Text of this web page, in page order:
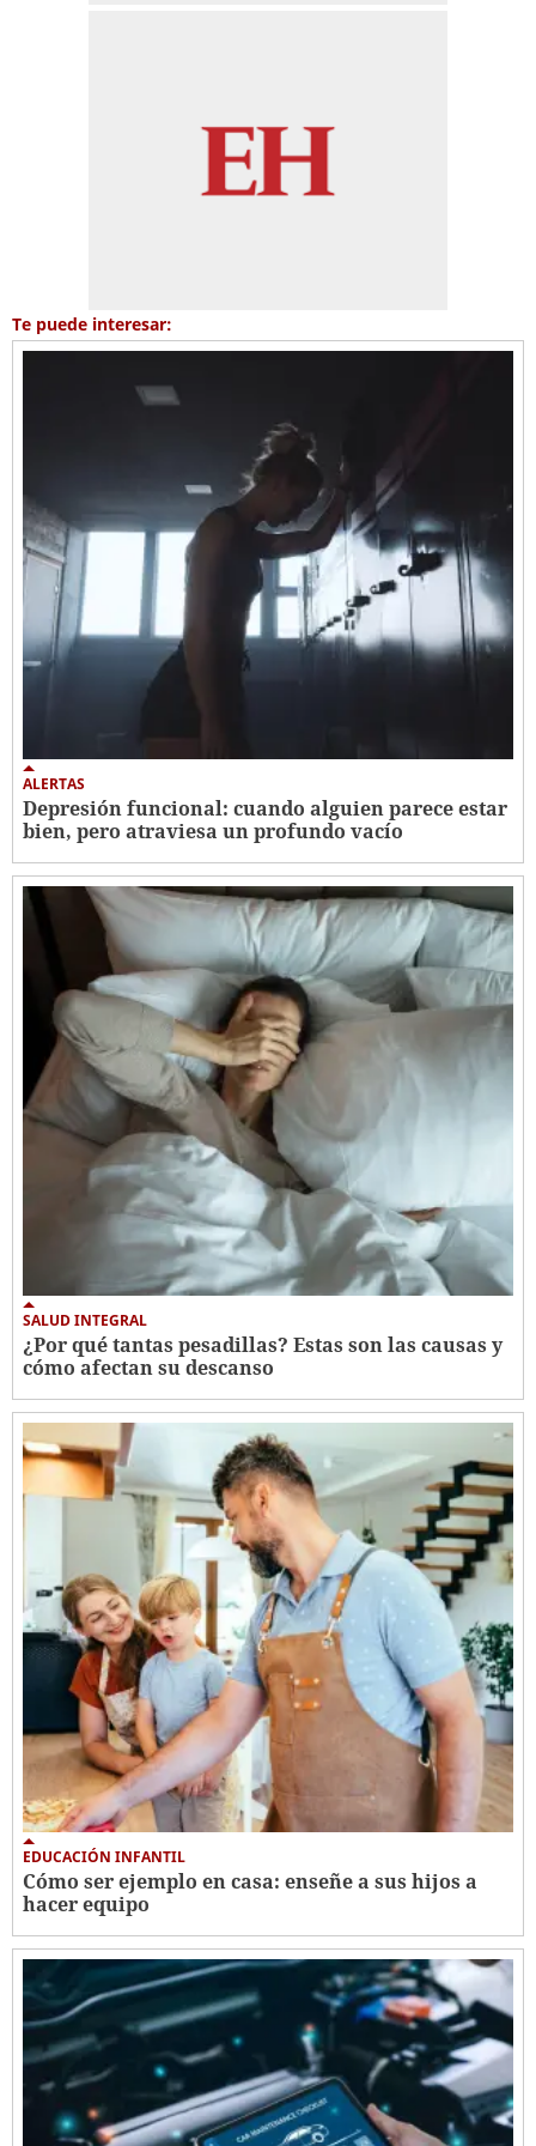
Te puede interesar:
ALERTAS
Depresión funcional: cuando alguien parece estar
bien, pero atraviesa un profundo vacío
SALUD INTEGRAL
¿Por qué tantas pesadillas? Estas son las causas y
cómo afectan su descanso
EDUCACIÓN INFANTIL
Cómo ser ejemplo en casa: enseñe a sus hijos a
hacer equipo